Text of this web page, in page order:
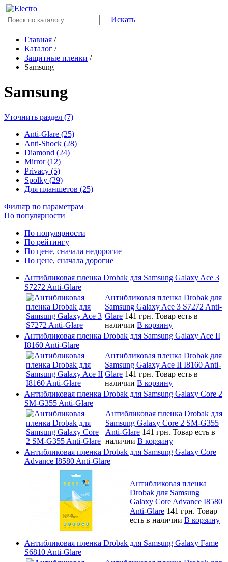
Искать
Главная /
Каталог /
Защитные пленки /
Samsung
Samsung
Уточнить раздел (7)
Anti-Glare (25)
Anti-Shock (28)
Diamond (24)
Mirror (12)
Privacy (5)
Spolky (29)
Для планшетов (25)
Фильтр по параметрам
По популярности
По популярности
По рейтингу
По цене, сначала недорогие
По цене, сначала дорогие
Антибликовая пленка Drobak для Samsung Galaxy Ace 3
S7272 Anti-Glare
Антибликовая пленка Drobak для
Samsung Galaxy Ace 3 S7272 Anti-
Glare 141 грн. Товар есть в
наличии В корзину
Антибликовая пленка Drobak для Samsung Galaxy Ace II
I8160 Anti-Glare
Антибликовая пленка Drobak для
Samsung Galaxy Ace II I8160 Anti-
Glare 141 грн. Товар есть в
наличии В корзину
Антибликовая пленка Drobak для Samsung Galaxy Core 2
SM-G355 Anti-Glare
Антибликовая пленка Drobak для
Samsung Galaxy Core 2 SM-G355
Anti-Glare 141 грн. Товар есть в
наличии В корзину
Антибликовая пленка Drobak для Samsung Galaxy Core
Advance I8580 Anti-Glare
Антибликовая пленка
Drobak для Samsung
Galaxy Core Advance I8580
Anti-Glare 141 грн. Товар
есть в наличии В корзину
Антибликовая пленка Drobak для Samsung Galaxy Fame
S6810 Anti-Glare